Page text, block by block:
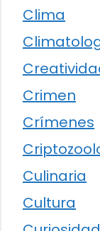
Clima
Crimen
Crímenes
Culinaria
Cultura